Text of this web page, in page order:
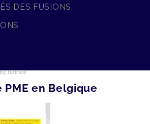
DES FUSIONS
byfabrice
en Belgique